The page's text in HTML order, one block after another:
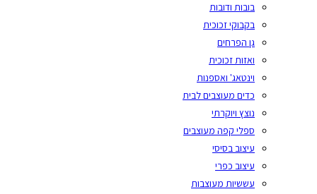
בובות ודובות
בקבוקי זכוכית
גן הפרחים
ואזות זכוכית
וינטאג' ואספנות
כדים מעוצבים לבית
נוצץ ויוקרתי
ספלי קפה מעוצבים
עיצוב בסיסי
עיצוב כפרי
עששיות מעוצבות